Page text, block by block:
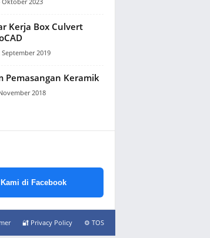
Kerja Box Culvert
September 2019
Pemasangan Keramik
2018
di Facebook
🔐 Privacy Policy ⚙️ TOS